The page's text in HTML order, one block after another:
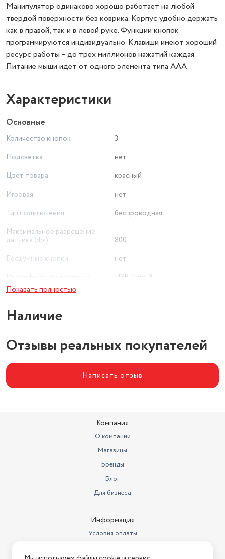
Манипулятор одинаково хорошо работает на любой
твердой поверхности без коврика. Корпус удобно держать
как в правой, так и в левой руке. Функции кнопок
программируются индивидуально. Клавиши имеют хороший
ресурс работы – до трех миллионов нажатий каждая.
Питание мыши идет от одного элемента типа ААА.
Характеристики
Основные
Количество кнопок
3
Подсветка
нет
Цвет товара
красный
Игровая
нет
Тип подключения
беспроводная
Максимальное разрешение
датчика (dpi)
800
Бесшумные кнопки
нет
USB Type-A
Показать полностью
Наличие
Отзывы реальных покупателей
Написать отзыв
Компания
О компании
Магазины
Бренды
Блог
Для бизнеса
Информация
Условия оплаты